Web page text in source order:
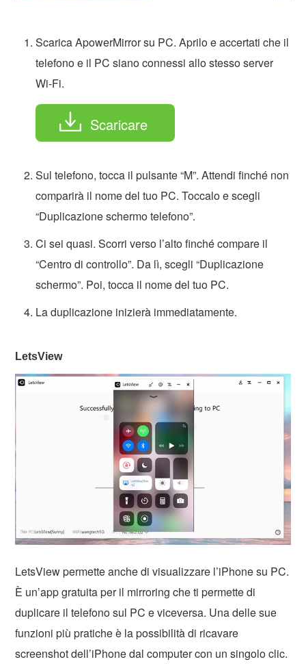
Scarica ApowerMirror su PC. Aprilo e accertati che il
telefono e il PC siano connessi allo stesso server
Wi-Fi.
Scaricare
Sul telefono, tocca il pulsante “M”. Attendi finché non
comparirà il nome del tuo PC. Toccalo e scegli
“Duplicazione schermo telefono”.
Ci sei quasi. Scorri verso l’alto finché compare il
“Centro di controllo”. Da lì, scegli “Duplicazione
schermo”. Poi, tocca il nome del tuo PC.
La duplicazione inizierà immediatamente.
LetsView
LetsView permette anche di visualizzare l’iPhone su PC.
È un’app gratuita per il mirroring che ti permette di
duplicare il telefono sul PC e viceversa. Una delle sue
funzioni più pratiche è la possibilità di ricavare
screenshot dell’iPhone dal computer con un singolo clic.